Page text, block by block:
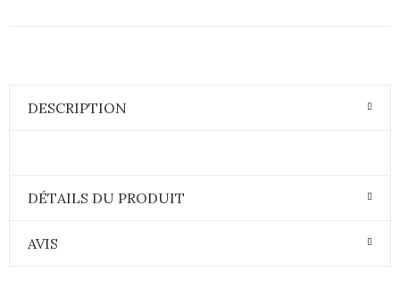
DESCRIPTION
DÉTAILS DU PRODUIT
AVIS